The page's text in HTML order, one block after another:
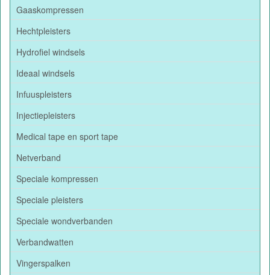
Gaaskompressen
Hechtpleisters
Hydrofiel windsels
Ideaal windsels
Infuuspleisters
Injectiepleisters
Medical tape en sport tape
Netverband
Speciale kompressen
Speciale pleisters
Speciale wondverbanden
Verbandwatten
Vingerspalken